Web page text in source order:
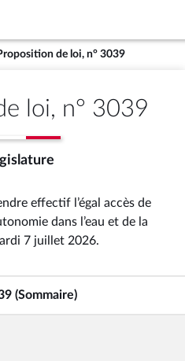
de loi, n° 3039
loi, n° 3039
effectif l’égal accès de
dans l’eau et de la
7 juillet 2026.
(Sommaire)